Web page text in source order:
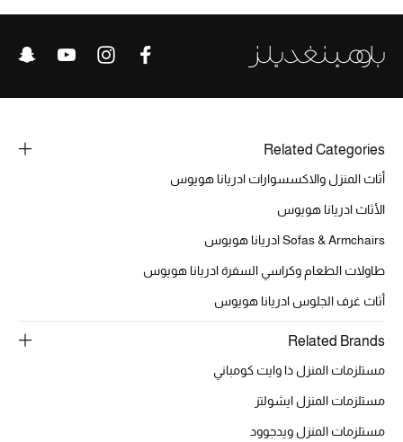
خصومات
عودة صغاركم للمدارس
الهدايا
الموسم الجديد
ما وصل حديثاً
هدايا للأطفال
مستلزمات البنات (2 - 14 سنة)
Related Categories
أثاث المنزل والاكسسوارات ادريانا هويوس
الأثاث ادريانا هويوس
Sofas & Armchairs ادريانا هويوس
طاولات الطعام وكراسي السفرة ادريانا هويوس
أثاث غرف الجلوس ادريانا هويوس
Related Brands
مستلزمات المنزل ذا وايت كومباني
مستلزمات المنزل ايشولتز
مستلزمات المنزل ويدجوود